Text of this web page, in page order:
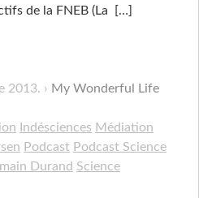
de la FNEB (La
[…]
2013. My Wonderful Life
Indésciences Médiation
Podcast Podcast Science
Durand Science